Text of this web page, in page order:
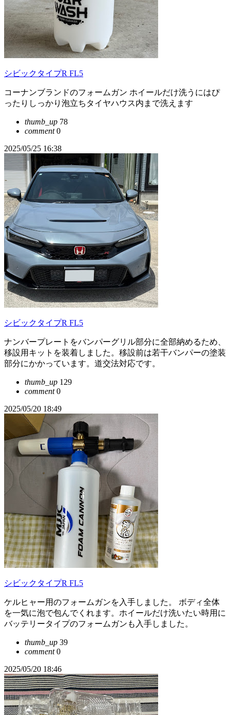
シビックタイプR FL5
コーナンブランドのフォームガン ホイールだけ洗うにはぴ
ったりしっかり泡立ちタイヤハウス内まで洗えます
thumb_up 78
comment0
2025/05/25 16:38
シビックタイプR FL5
ナンバープレートをバンパーグリル部分に全部納めるため、
移設用キットを装着しました。移設前は若干バンパーの塗装
部分にかかっています。道交法対応です。
thumb_up 129
comment0
2025/05/20 18:49
シビックタイプR FL5
ケルヒャー用のフォームガンを入手しました。 ボディ全体
を一気に泡で包んでくれます。ホイールだけ洗いたい時用に
バッテリータイプのフォームガンも入手しました。
thumb_up 39
comment0
2025/05/20 18:46